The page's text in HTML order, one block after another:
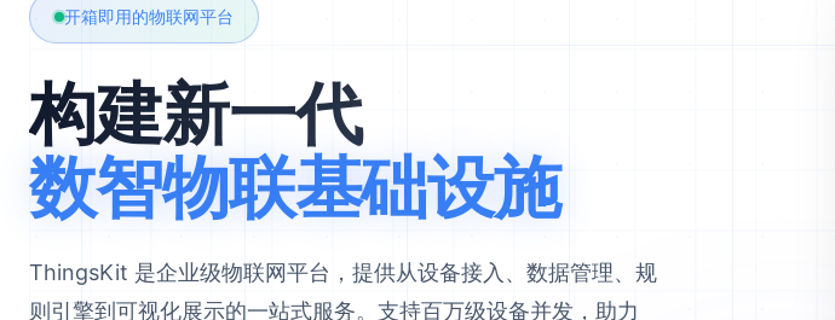
开箱即用的物联网平台
构建新一代
数智物联基础设施
ThingsKit 是企业级物联网平台，提供从设备接入、数据管理、规
则引擎到可视化展示的一站式服务。支持百万级设备并发，助力